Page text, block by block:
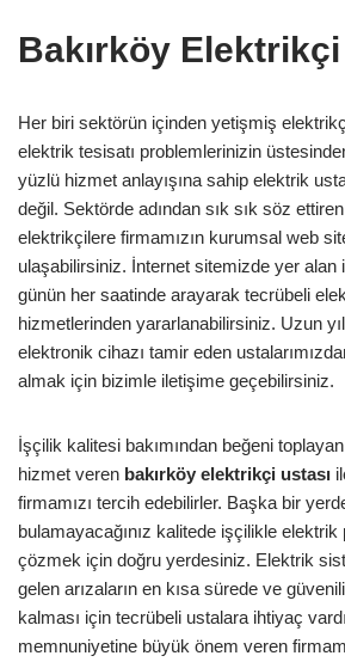
Bakırköy Elektrikçi
Her biri sektörün içinden yetişmiş
elektrik tesisatı problemlerinizin
yüzlü hizmet anlayışına sahip elektrik
değil. Sektörde adından sık sık söz
elektrikçilere firmamızın kurumsal web
ulaşabilirsiniz. İnternet sitemizde yer alan
günün her saatinde arayarak tecrübeli
hizmetlerinden yararlanabilirsiniz. Uzun
elektronik cihazı tamir eden
almak için bizimle iletişime geçebilirsiniz.
İşçilik kalitesi bakımından beğeni
hizmet veren bakırköy elektrikçi ustası
firmamızı tercih edebilirler. Başka bir
bulamayacağınız kalitede işçilikle
çözmek için doğru yerdesiniz. Elektrik
gelen arızaların en kısa sürede ve
kalması için tecrübeli ustalara ihtiyaç
memnuniyetine büyük önem veren